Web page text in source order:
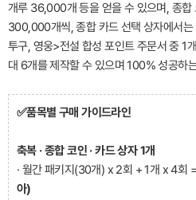
개루 36,000개 등을 얻을 수 있으며, 종합
300,000개씩, 종합 카드 선택 상자에서는
투구, 영웅>전설 합성 포인트 주문서 중 1
대 6개를 제작할 수 있으며 100% 성공하
✅품목별 구매 가이드라인
축복 · 종합 코인 · 카드 상자 1개
· 월간 패키지(30개) x 2회 + 1개 x 4회
아)